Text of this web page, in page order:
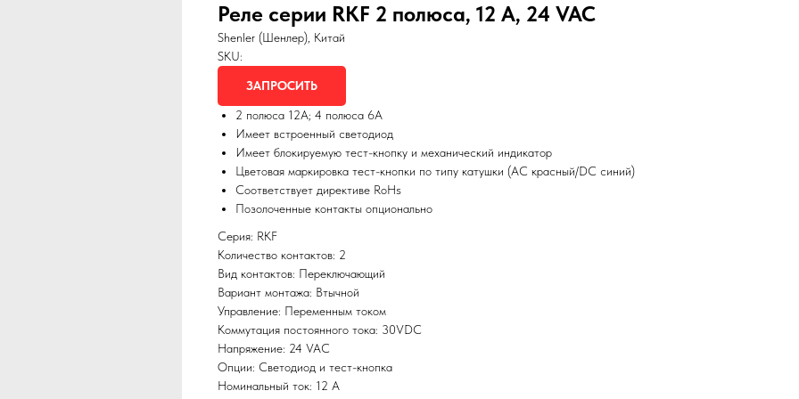
Реле серии RKF 2 полюса, 12 А, 24 VAC
Shenler (Шенлер), Китай
SKU:
ЗАПРОСИТЬ
2 полюса 12А; 4 полюса 6А
Имеет встроенный светодиод
Имеет блокируемую тест-кнопку и механический индикатор
Цветовая маркировка тест-кнопки по типу катушки (AC красный/DC синий)
Соответствует директиве RoHs
Позолоченные контакты опционально
Серия: RKF
Количество контактов: 2
Вид контактов: Переключающий
Вариант монтажа: Втычной
Управление: Переменным током
Коммутация постоянного тока: 30VDC
Напряжение: 24 VAC
Опции: Светодиод и тест-кнопка
Номинальный ток: 12 А